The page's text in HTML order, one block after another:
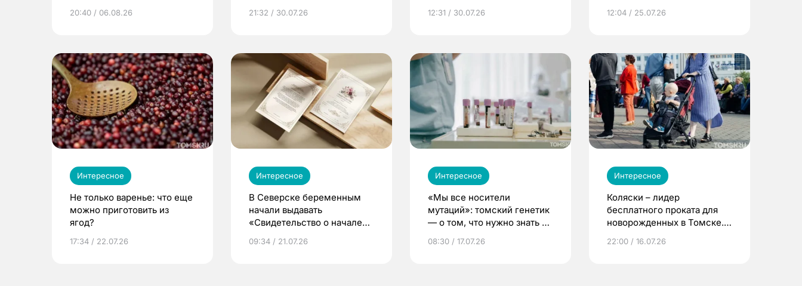
20:40 / 06.08.26 21:32 / 30.07.26 12:31 / 30.07.26 12:04 / 25.07.26
Интересное
Не только варенье: что еще
можно приготовить из
ягод?
17:34 / 22.07.26
Интересное
В Северске беременным
начали выдавать
«Свидетельство о начале
09:34 / 21.07.26
Интересное
«Мы все носители
мутаций»: томский генетик
— о том, что нужно знать до
08:30 / 17.07.26
Интересное
Коляски – лидер
бесплатного проката для
новорожденных в Томске.
22:00 / 16.07.26